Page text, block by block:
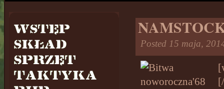
Posted 15 maja,